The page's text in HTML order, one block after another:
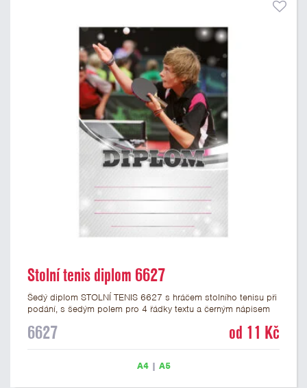
Stolní tenis diplom 6627
Šedý diplom STOLNÍ TENIS 6627 s hráčem stolního tenisu při
podání, s šedým polem pro 4 řádky textu a černým nápisem
A5. Papírový diplom s motivem STOLNÍ TENIS má gramáž 250
6627 od 11 Kč
A4| A5